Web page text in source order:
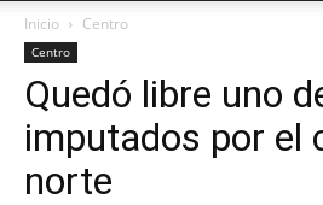
Inicio Centro
Centro
Quedó libre uno
imputados por el
norte